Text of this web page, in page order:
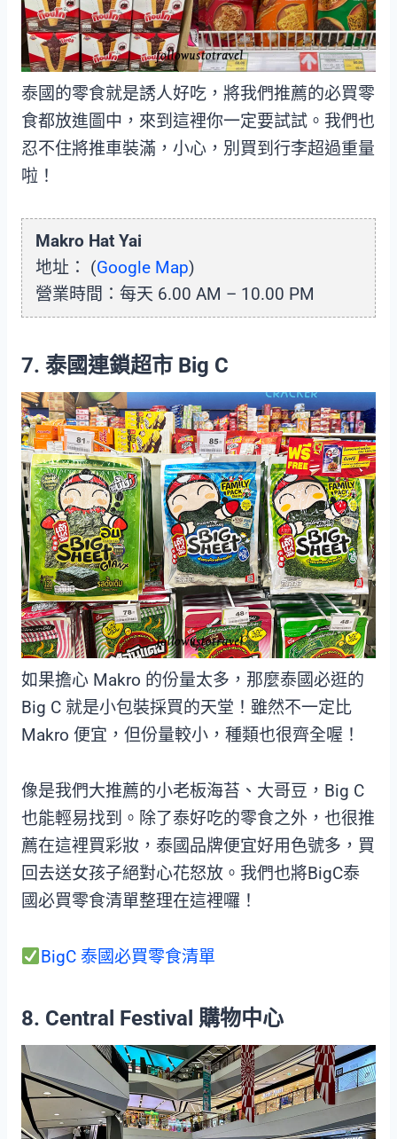
泰國的零食就是誘人好吃，將我們推薦的必買零
食都放進圖中，來到這裡你一定要試試。我們也
忍不住將推車裝滿，小心，別買到行李超過重量
啦！
Makro Hat Yai
地址： (Google Map)
營業時間：每天 6.00 AM – 10.00 PM
7. 泰國連鎖超市 Big C
如果擔心 Makro 的份量太多，那麼泰國必逛的
Big C 就是小包裝採買的天堂！雖然不一定比
Makro 便宜，但份量較小，種類也很齊全喔！
像是我們大推薦的小老板海苔、大哥豆，Big C
也能輕易找到。除了泰好吃的零食之外，也很推
薦在這裡買彩妝，泰國品牌便宜好用色號多，買
回去送女孩子絕對心花怒放。我們也將BigC泰
國必買零食清單整理在這裡囉！
BigC 泰國必買零食清單
8. Central Festival 購物中心